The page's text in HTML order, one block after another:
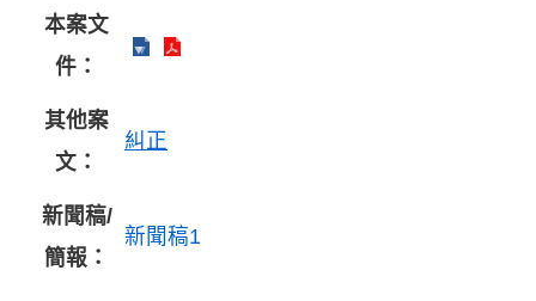
本案文
件：
其他案
文：
糾正
新聞稿/
簡報：
新聞稿1